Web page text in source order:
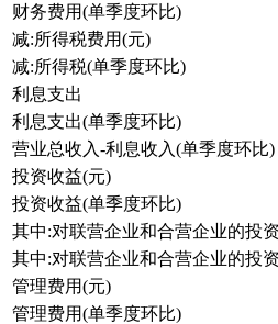
财务费用(单季度环比)
减:所得税费用(元)
减:所得税(单季度环比)
利息支出
利息支出(单季度环比)
营业总收入-利息收入(单季度环比)
投资收益(元)
投资收益(单季度环比)
其中:对联营企业和合营企业的投
其中:对联营企业和合营企业的投
管理费用(元)
管理费用(单季度环比)